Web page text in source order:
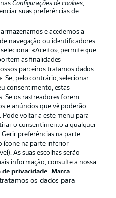
Avisos legais
Aviso de privacidade
Trabalhe conosco
Contato
nasConfigurações de cookies,
suas preferências de
e acedemos a
navegação ou identificadores
«Aceito», permite que
as finalidades
parceiros tratamos dados
Se, pelo contrário, selecionar
consentimento, estas
Se os rastreadores forem
e anúncios que vê poderão
Pode voltar a este menu para
o consentimento a qualquer
preferências na parte
ícone na parte inferior
As suas escolhas serão
informação, consulte a nossa
de privacidade Marca
os dados para